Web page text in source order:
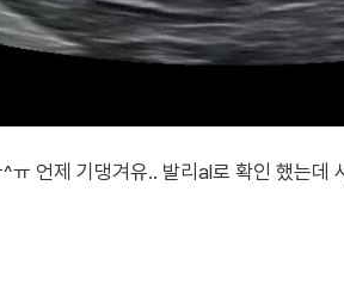
ㅠ 언제 기댕겨유.. 발리al로 확인 했는